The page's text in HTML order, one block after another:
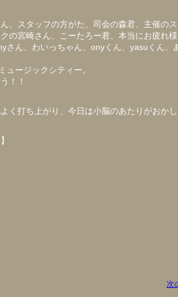
、スタッフの方がた、司会の森君、主催の
の宮崎さん、こーたろー君、本当にお疲れ
さん、わいっちゃん、onyくん、yasuくん、
ュージックシティー。
！！
く打ち上がり、今日は小脳のあたりがおか
次